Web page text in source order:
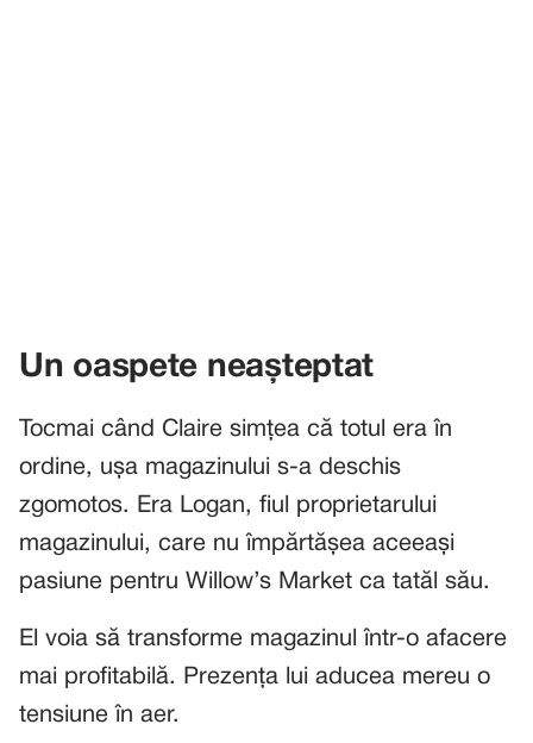
Un oaspete neașteptat
Tocmai când Claire simțea că totul era în
ordine, ușa magazinului s-a deschis
zgomotos. Era Logan, fiul proprietarului
magazinului, care nu împărtășea aceeași
pasiune pentru Willow’s Market ca tatăl său.
El voia să transforme magazinul într-o afacere
mai profitabilă. Prezența lui aducea mereu o
tensiune în aer.